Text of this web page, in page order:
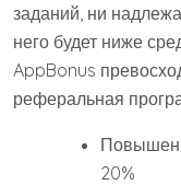
заданий, ни
него будет ниже
AppBonus
реферальная
20%